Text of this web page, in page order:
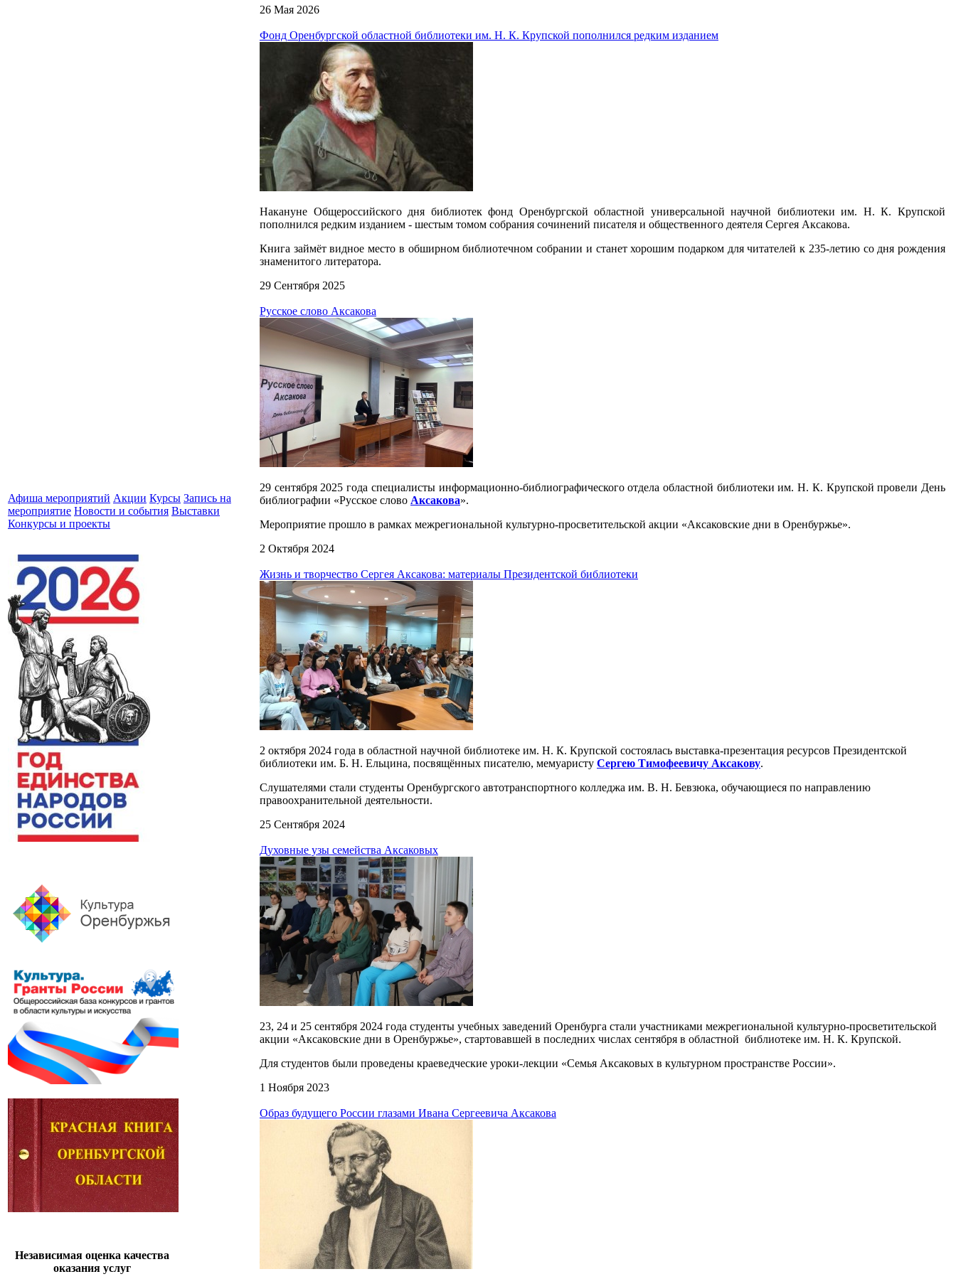
Афиша мероприятий Акции Курсы Запись на
мероприятие Новости и события Выставки
Конкурсы и проекты
Независимая оценка качества
оказания услуг
26 Мая 2026
Фонд Оренбургской областной библиотеки им. Н. К. Крупской пополнился редким изданием
Накануне Общероссийского дня библиотек фонд Оренбургской областной универсальной научной библиотеки им. Н. К. Крупской
пополнился редким изданием - шестым томом собрания сочинений писателя и общественного деятеля Сергея Аксакова.
Книга займёт видное место в обширном библиотечном собрании и станет хорошим подарком для читателей к 235-летию со дня рождения
знаменитого литератора.
29 Сентября 2025
Русское слово Аксакова
29 сентября 2025 года специалисты информационно-библиографического отдела областной библиотеки им. Н. К. Крупской провели День
библиографии «Русское слово Аксакова».
Мероприятие прошло в рамках межрегиональной культурно-просветительской акции «Аксаковские дни в Оренбуржье».
2 Октября 2024
Жизнь и творчество Сергея Аксакова: материалы Президентской библиотеки
2 октября 2024 года в областной научной библиотеке им. Н. К. Крупской состоялась выставка-презентация ресурсов Президентской
библиотеки им. Б. Н. Ельцина, посвящённых писателю, мемуаристу Сергею Тимофеевичу Аксакову.
Слушателями стали студенты Оренбургского автотранспортного колледжа им. В. Н. Бевзюка, обучающиеся по направлению
правоохранительной деятельности.
25 Сентября 2024
Духовные узы семейства Аксаковых
23, 24 и 25 сентября 2024 года студенты учебных заведений Оренбурга стали участниками межрегиональной культурно-просветительской
акции «Аксаковские дни в Оренбуржье», стартовавшей в последних числах сентября в областной библиотеке им. Н. К. Крупской.
Для студентов были проведены краеведческие уроки-лекции «Семья Аксаковых в культурном пространстве России».
1 Ноября 2023
Образ будущего России глазами Ивана Сергеевича Аксакова